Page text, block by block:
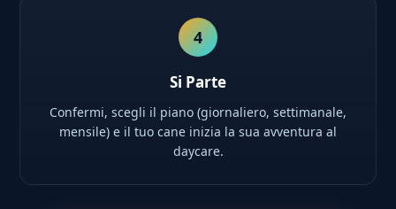
4
Si Parte
Confermi, scegli il piano (giornaliero, settimanale,
mensile) e il tuo cane inizia la sua avventura al
daycare.